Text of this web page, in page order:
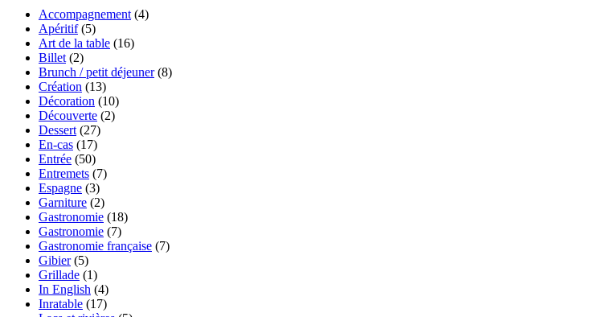
Accompagnement (4)
Apéritif(5)
Art de la table (16)
Billet (2)
Brunch / petit déjeuner(8)
Création (13)
Décoration (10)
Découverte (2)
Dessert (27)
En-cas (17)
Entrée (50)
Entremets (7)
Espagne (3)
Garniture (2)
Gastronomie (18)
Gastronomie (7)
Gastronomie française (7)
Gibier(5)
Grillade (1)
In English (4)
Inratable (17)